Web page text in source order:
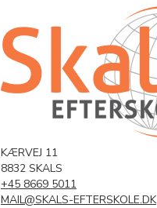
KÆRVEJ 11
8832 SKALS
+45 8669 5011
MAIL@SKALS-EFTERSKOLE.DK